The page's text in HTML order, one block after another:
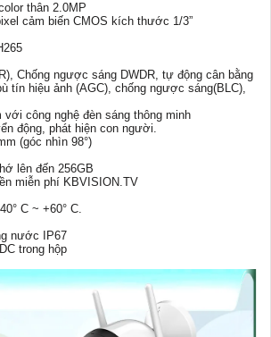
thân 2.0MP
cảm biến CMOS kích thước 1/3”
Chống ngược sáng DWDR, tự động cân bằng
tín hiệu ảnh (AGC), chống ngược sáng(BLC),
với công nghệ đèn sáng thông minh
động, phát hiện con người.
(góc nhìn 98°)
lên đến 256GB
miễn phí KBVISION.TV
C ~ +60° C.
nước IP67
trong hộp